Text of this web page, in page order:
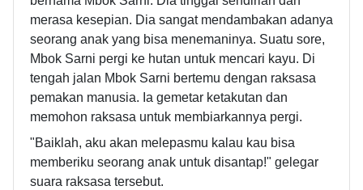
merasa kesepian. Dia sangat mendambakan adanya
seorang anak yang bisa menemaninya. Suatu sore,
Mbok Sarni pergi ke hutan untuk mencari kayu. Di
tengah jalan Mbok Sarni bertemu dengan raksasa
pemakan manusia. Ia gemetar ketakutan dan
memohon raksasa untuk membiarkannya pergi.
"Baiklah, aku akan melepasmu kalau kau bisa
memberiku seorang anak untuk disantap!" gelegar
suara raksasa tersebut.